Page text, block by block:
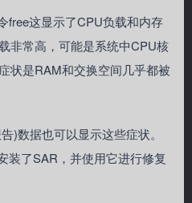
free这显示了CPU负载和内存
非常高，可能是系统中CPU核
状是RAM和交换空间几乎都被
)数据也可以显示这些症状。
装了SAR，并使用它进行修复